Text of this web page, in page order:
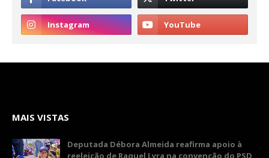
MAIS VISTAS
Deputada Débora Almeida reafirma apoio à
reeleição de Raquel Lyra na convenção do PSD